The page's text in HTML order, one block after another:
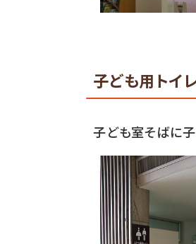
子ども用トイ
子ども室そばに子